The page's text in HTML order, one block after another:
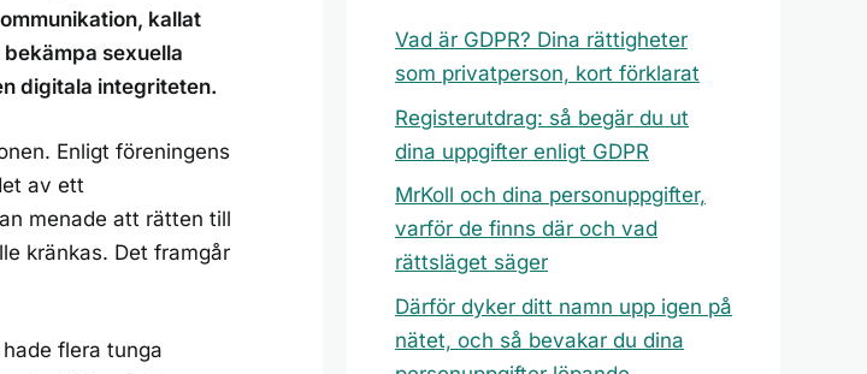
kallat
sexuella
digitala integriteten.
Enligt föreningens
av ett
menade att rätten till
kränkas. Det framgår
flera tunga
Vad är GDPR? Dina rättigheter
som privatperson, kort förklarat
Registerutdrag: så begär du ut
dina uppgifter enligt GDPR
MrKoll och dina personuppgifter,
varför de finns där och vad
rättsläget säger
Därför dyker ditt namn upp igen på
nätet, och så bevakar du dina